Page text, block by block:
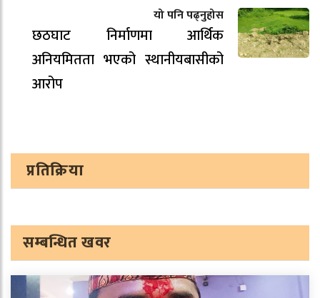
यो पनि पढ्नुहोस
छठघाट निर्माणमा आर्थिक
अनियमितता भएको स्थानीयबासीको
आरोप
प्रतिक्रिया
सम्बन्धित खवर